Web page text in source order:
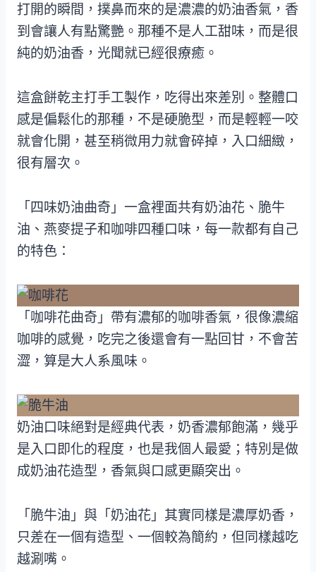
打開的瞬間，撲鼻而來的是濃濃的奶油香氣，香
到會讓人有點驚艷。那種不是人工甜味，而是很
純的奶油香，光聞就已經很療癒。
這盒餅乾主打手工製作，吃得出來差別。整體口
感是偏鬆化的那種，不是硬脆型，而是輕輕一咬
就會化開，甚至稍微用力就會碎掉，入口細緻，
很有層次。
「四味奶油曲奇」一盒裡面共有奶油花、脆牛
油、燕麥提子和咖啡四種口味，每一款都有自己
的特色：
「咖啡花曲奇」帶有濃郁的咖啡香氣，很像濃縮
咖啡的感覺，吃完之後還會有一點回甘，不會苦
澀，算是大人系風味。
奶油口味絕對是經典代表，奶香濃郁飽滿，幾乎
是入口即化的程度，也是我個人最愛；特別是做
成奶油花造型，香氣與口感更顯突出。
「脆牛油」與「奶油花」其實同樣是濃厚奶香，
只差在一個有造型、一個較為簡約，但同樣越吃
越涮嘴。